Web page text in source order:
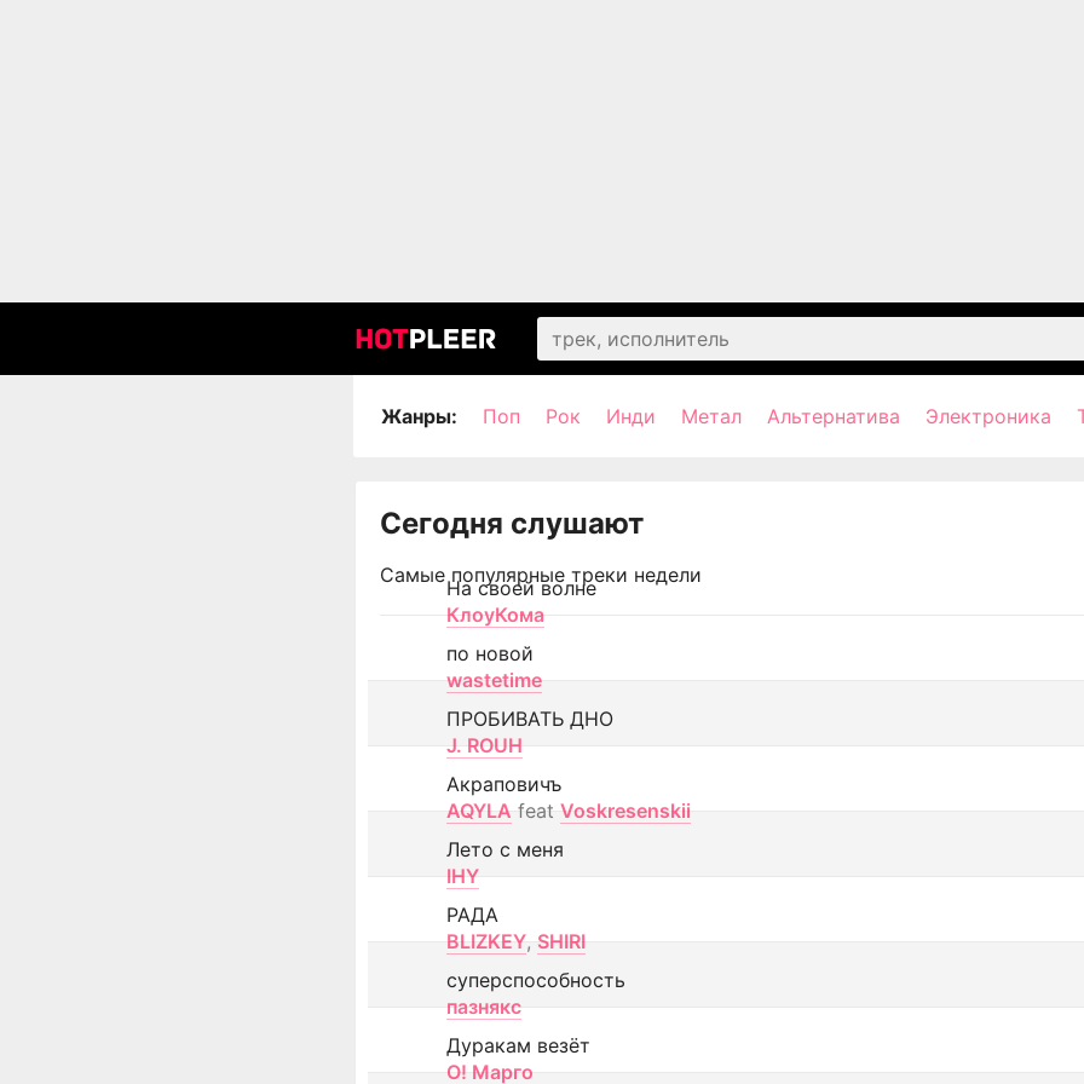
Жанры: Поп Рок Инди Метал Альтернатива Электроника
Сегодня слушают
Самые популярные треки недели
На своей волне
КлоуКома
по новой
wastetime
ПРОБИВАТЬ ДНО
J. ROUH
Акраповичъ
AQYLA feat Voskresenskii
Лето с меня
IHY
РАДА
BLIZKEY, SHIRI
суперспособность
пазнякс
Дуракам везёт
О! Марго